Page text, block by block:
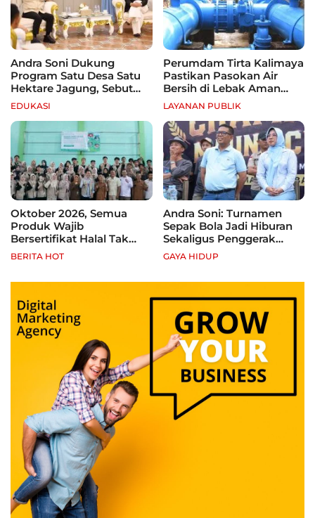
Andra Soni Dukung
Program Satu Desa Satu
Hektare Jagung, Sebut
Banten Punya Peluang
Jadi Sentra Produksi
EDUKASI
Perumdam Tirta Kalimaya
Pastikan Pasokan Air
Bersih di Lebak Aman
Selama Kemarau
LAYANAN PUBLIK
Oktober 2026, Semua
Produk Wajib
Bersertifikat Halal Tak
Kantongi Sertifikat Halal,
Pelaku Usaha Terancam
BERITA HOT
Andra Soni: Turnamen
Sepak Bola Jadi Hiburan
Sekaligus Penggerak
Ekonomi Rakyat
GAYA HIDUP